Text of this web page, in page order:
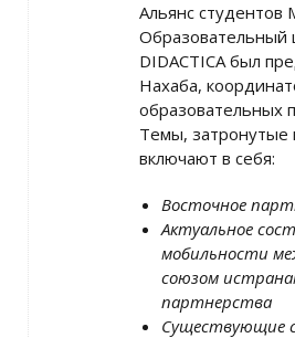
Альянс студентов
Образовательный
DIDACTICA был
Нахаба,
образовательных
Темы, затронутые
включают в себя:
Восточное
Актуальное
мобильности
союзом и
партнерства
Существующие